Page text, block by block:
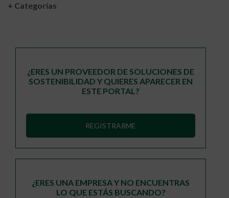
+ Categorías
¿ERES UN PROVEEDOR DE SOLUCIONES DE
SOSTENIBILIDAD Y QUIERES APARECER EN
ESTE PORTAL?
REGISTRARME
¿ERES UNA EMPRESA Y NO ENCUENTRAS
LO QUE ESTÁS BUSCANDO?